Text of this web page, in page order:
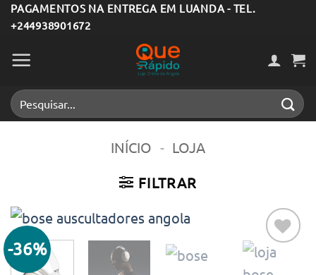
Skip
to
content
PAGAMENTOS NA ENTREGA EM LUANDA - TEL.
+244938901672
Pesquisar
por:
INÍCIO - LOJA
FILTRAR
-36%
Adicionar